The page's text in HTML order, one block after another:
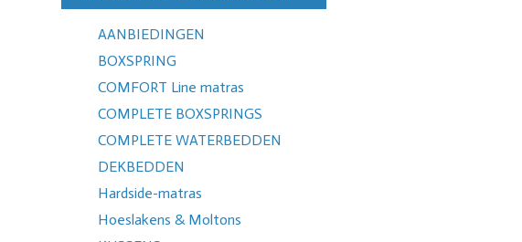
AANBIEDINGEN
BOXSPRING
COMFORT Line matras
COMPLETE BOXSPRINGS
COMPLETE WATERBEDDEN
DEKBEDDEN
Hardside-matras
Hoeslakens & Moltons